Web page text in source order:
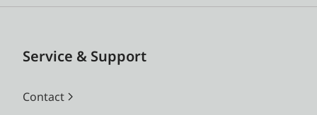
Service & Support
Contact